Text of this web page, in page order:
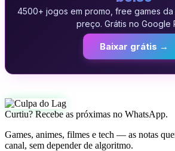
4500+ jogos em promo, free games da
preço. Grátis no Google
Baixar grátis →
Curtiu? Recebe as próximas no WhatsApp.
Games, animes, filmes e tech — as notas
canal, sem depender de algoritmo.